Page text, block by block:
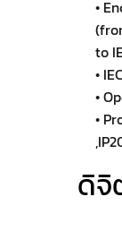
•
to
•
•
•
ดิจิ